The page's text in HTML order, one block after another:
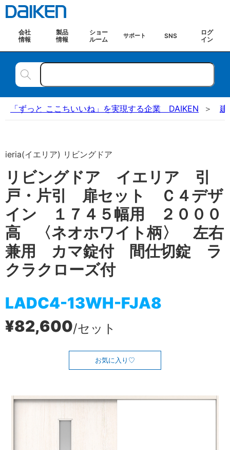
会社
情報
製品
情報
ショー
ルーム
サポート SNS
ログ
イン
「ずっと ここちいいね」を実現する企業 DAIKEN 建
ieria(イエリア) リビングドア
リビングドア イエリア 引
戸・片引 扉セット Ｃ４デザ
イン １７４５幅用 ２０００
高 〈ネオホワイト柄〉 左右
兼用 カマ錠付 間仕切錠 ラ
クラクローズ付
LADC4-13WH-FJA8
¥82,600/セット
お気に入り